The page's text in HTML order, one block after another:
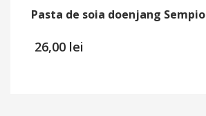
Pasta de soia doenjang Sempio
26,00 lei